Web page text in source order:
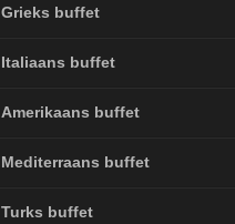
Grieks buffet
Italiaans buffet
Amerikaans buffet
Mediterraans buffet
Turks buffet